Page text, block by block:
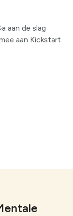
aan de slag
aan Kickstart